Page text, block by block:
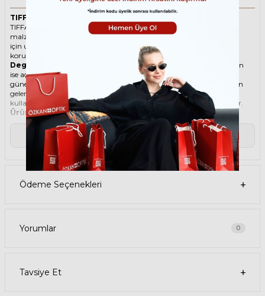
TIFFANY 4205U 83699S 56 Beyaz Kadın Güneş Gözlüğü
TIFFANY ikonik Geometrik Asetat güneş gözlüğü, tarzı ve kaliteli
malzemesi ile göz alıcı bir aksesuar. Hem erkekler hem de kadınlar
için uygun olan bu güneş gözlüğü, güneşin zararlı ışınlarından
korunmanızı sağlarken, stilinizi de yansıtır.
Degradeli güneş gözlüğü
, camın üst kısmının koyu, alt kısmının
ise açık renkli olduğu bir güneş gözlüğü türüdür. Bu sayede, hem
güneş ışınlarının yüzünüze çarpmasını engeller hem de alt kısımdan
gelen ışığı daha net görmenizi sağlar. Degradeli güneş gözlüğü
kullanmak, hem görüş kalitenizi artırır hem de göz sağlığınızı korur.
Ürün Faydaları
• TIFFANY 4205U 83699S 56 Beyaz Kadın güneş gözlüğü, yüksek
kaliteli Asetat çerçeveye ve Organik lense sahiptir. Bu malzemeler,
güneş gözlüğünüzün uzun ömürlü, dayanıklı ve konforlu olmasını
sağlar.
• TIFFANY 4205U 83699S 56 Kadın Beyaz güneş gözlüğü, %100 UV
koruması sunar. Bu sayede, gözlerinizi güneşin zararlı ışınlarından
korur ve göz sağlığınızı korur. Yeşil cam rengi, ışığı dengeli bir şekilde
filtreler ve her ortamda rahat bir görüş sağlar.
• Gözlük temizleme spreyi
kullanabilirsiniz. Güneş gözlüğünüzü, yüz şeklinize uygun bir
▼ Devamını Oku
Ödeme Seçenekleri
Yorumlar 0
Tavsiye Et